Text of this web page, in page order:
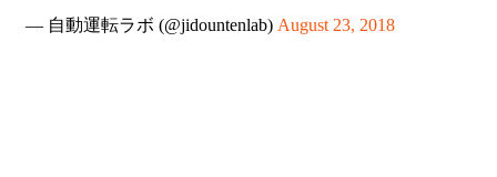
— 自動運転ラボ (@jidountenlab) August 23, 2018